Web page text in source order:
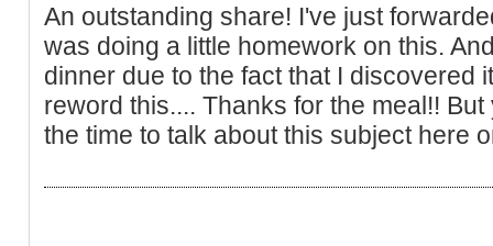
An outstanding share! I've just
was doing a little homework on this.
dinner due to the fact that I discovered
reword this.... Thanks for the meal!!
the time to talk about this subject here